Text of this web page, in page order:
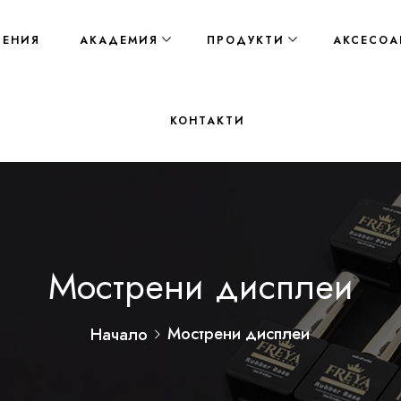
АКАДЕМИЯ ПРОДУКТИ
КОНТАКТИ
Мострени дисплеи
Начало Мострени дисплеи